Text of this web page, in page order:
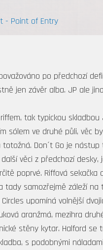
- Point of Entry
po předchozí
jen závěr alba. JP ale
tak typickou
sólem ve druhé půli, věc
Don´t Go je
věci z předchozí
poprvé. Riffová
samozřejmě záleží
upomíná volnější
aranžmá, mezihra
stěny kytar. Halford
s podobnými